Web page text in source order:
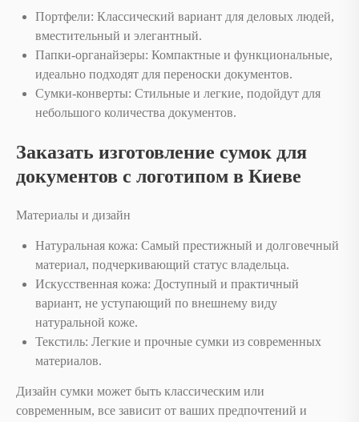
Портфели: Классический вариант для деловых людей,
вместительный и элегантный.
Папки-органайзеры: Компактные и функциональные,
идеально подходят для переноски документов.
Сумки-конверты: Стильные и легкие, подойдут для
небольшого количества документов.
Заказать изготовление сумок для
документов с логотипом в Киеве
Материалы и дизайн
Натуральная кожа: Самый престижный и долговечный
материал, подчеркивающий статус владельца.
Искусственная кожа: Доступный и практичный
вариант, не уступающий по внешнему виду
натуральной коже.
Текстиль: Легкие и прочные сумки из современных
материалов.
Дизайн сумки может быть классическим или
современным, все зависит от ваших предпочтений и